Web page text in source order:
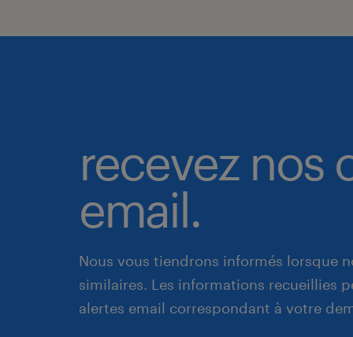
recevez nos
email.
Nous vous tiendrons informés lorsque
similaires. Les informations recueillies
alertes email correspondant à votre